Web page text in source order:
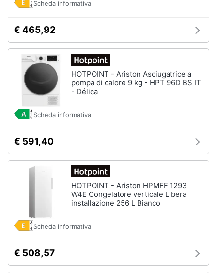
Scheda informativa
€ 465,92
HOTPOINT - Ariston Asciugatrice a
pompa di calore 9 kg - HPT 96D BS IT
- Délica
Scheda informativa
€ 591,40
HOTPOINT - Ariston HPMFF 1293
W4E Congelatore verticale Libera
installazione 256 L Bianco
Scheda informativa
€ 508,57